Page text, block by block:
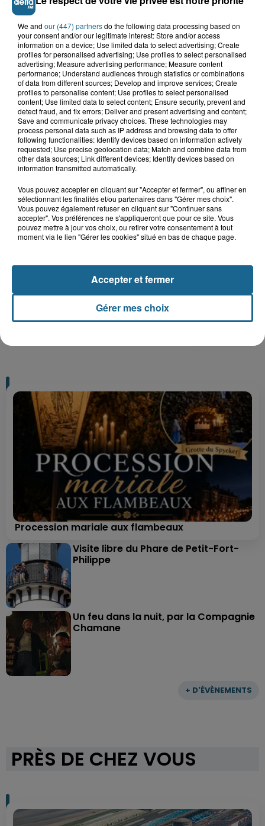
Grand jeu de l'été : les cabines de plages
Gagnez vos entrées pour Dennlys
Parc
Gagnez vos entrées pour le parc
Bagatelle
Gagnez vos entrées pour Plopsaland
+ D'ÉVÈNEMENTS
Procession mariale aux flambeaux
Visite libre du Phare de Petit-Fort-
Philippe
Un feu dans la nuit, par la Compagnie
Chamane
PRÈS DE CHEZ VOUS
We and our (447) partnersdo the following data processing based on
your consent and/or our legitimate interest: Store and/or access
information on a device; Use limited data to select advertising; Create
profiles for personalised advertising; Use profiles to select personalised
advertising; Measure advertising performance; Measure content
performance; Understand audiences through statistics or combinations
of data from different sources; Develop and improve services; Create
profiles to personalise content; Use profiles to select personalised
content; Use limited data to select content; Ensure security, prevent and
detect fraud, and fix errors; Deliver and present advertising and content;
Save and communicate privacy choices. These technologies may
process personal data such as IP address and browsing data to offer
following functionalities: Identify devices based on information actively
requested; Use precise geolocation data; Match and combine data from
other data sources; Link different devices; Identify devices based on
information transmitted automatically.
Vous pouvez accepter en cliquant sur "Accepter et fermer", ou affiner en
sélectionnant les finalités et/ou partenaires dans "Gérer mes choix".
Vous pouvez également refuser en cliquant sur "Continuer sans
accepter". Vos préférences ne s'appliqueront que pour ce site. Vous
pouvez mettre à jour vos choix, ou retirer votre consentement à tout
moment via le lien "Gérer les cookies" situé en bas de chaque page.
Gérer mes choix
Accepter et fermer